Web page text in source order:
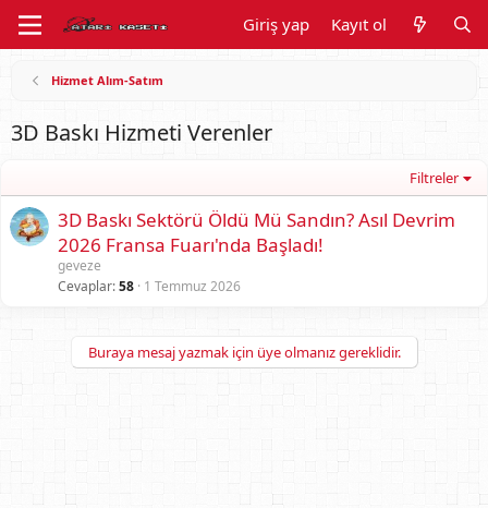
Giriş yap Kayıt ol
Hizmet Alım-Satım
3D Baskı Hizmeti Verenler
Filtreler
3D Baskı Sektörü Öldü Mü Sandın? Asıl Devrim
2026 Fransa Fuarı'nda Başladı!
geveze
Cevaplar 58 1 Temmuz 2026
Buraya mesaj yazmak için üye olmanız gereklidir.